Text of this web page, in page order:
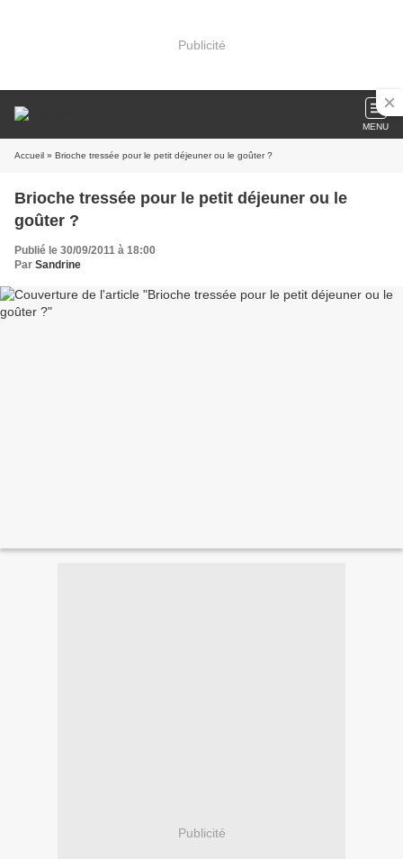
Publicité
MENU
Accueil » Brioche tressée pour le petit déjeuner ou le goûter ?
Brioche tressée pour le petit déjeuner ou le
goûter ?
Publié le 30/09/2011 à 18:00
Par Sandrine
Publicité